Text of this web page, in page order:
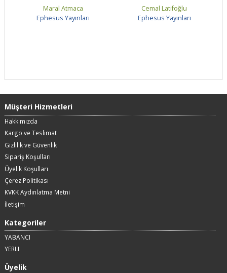
Maral Atmaca
Ephesus Yayınları
Cemal Latifoğlu
Ephesus Yayınları
Müşteri Hizmetleri
Hakkımızda
Kargo ve Teslimat
Gizlilik ve Güvenlik
Sipariş Koşulları
Üyelik Koşulları
Çerez Politikası
KVKK Aydınlatma Metni
İletişim
Kategoriler
YABANCI
YERLI
Üyelik